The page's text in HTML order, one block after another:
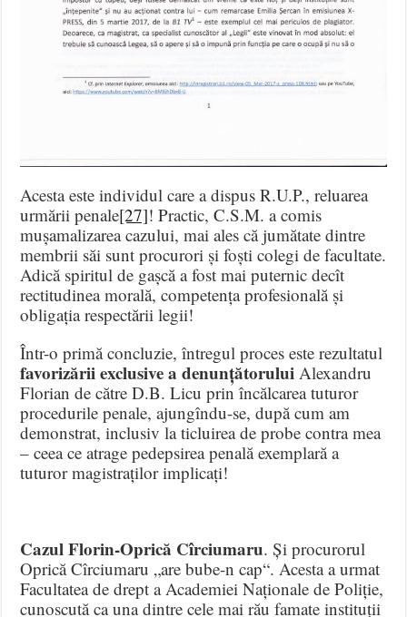
Acesta este individul care a dispus R.U.P., reluarea
urmării penale[27]! Practic, C.S.M. a comis
mușamalizarea cazului, mai ales că jumătate dintre
membrii săi sunt procurori și foști colegi de facultate.
Adică spiritul de gașcă a fost mai puternic decît
rectitudinea morală, competența profesională și
obligația respectării legii!
Într-o primă concluzie, întregul proces este rezultatul
favorizării exclusive a denunțătorului Alexandru
Florian de către D.B. Licu prin încălcarea tuturor
procedurile penale, ajungîndu-se, după cum am
demonstrat, inclusiv la ticluirea de probe contra mea
– ceea ce atrage pedepsirea penală exemplară a
tuturor magistraților implicați!
Cazul Florin-Oprică Cîrciumaru. Și procurorul
Oprică Cîrciumaru „are bube-n cap“. Acesta a urmat
Facultatea de drept a Academiei Naționale de Poliție,
cunoscută ca una dintre cele mai rău famate instituții